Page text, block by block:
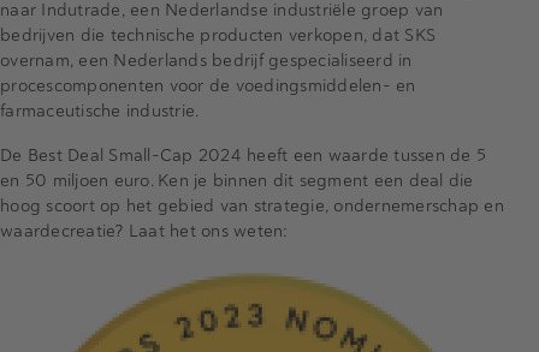
naar Indutrade, een Nederlandse industriële groep van
bedrijven die technische producten verkopen, dat SKS
overnam, een Nederlands bedrijf gespecialiseerd in
procescomponenten voor de voedingsmiddelen- en
farmaceutische industrie.
De Best Deal Small-Cap 2024 heeft een waarde tussen de 5
en 50 miljoen euro. Ken je binnen dit segment een deal die
hoog scoort op het gebied van strategie, ondernemerschap en
waardecreatie? Laat het ons weten: